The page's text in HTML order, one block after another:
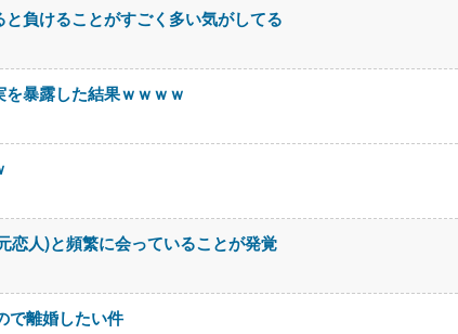
負けることがすごく多い気がしてる
を暴露した結果ｗｗｗｗ
恋人)と頻繁に会っていることが発覚
で離婚したい件